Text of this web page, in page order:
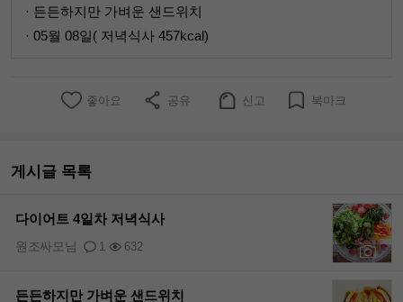
· 든든하지만 가벼운 샌드위치
· 05월 08일( 저녁식사 457kcal)
좋아요 공유 신고 북마크
게시글 목록
다이어트 4일차 저녁식사
1 632
원조싸모님
든든하지만 가벼운 샌드위치